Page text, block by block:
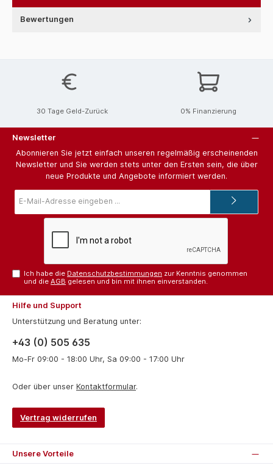
Bewertungen
30 Tage Geld-Zurück 0% Finanzierung
Newsletter
Abonnieren Sie jetzt einfach unseren regelmäßig erscheinenden
Newsletter und Sie werden stets unter den Ersten sein, die über
neue Produkte und Angebote informiert werden.
Mail-
Ich habe die Datenschutzbestimmungen zur Kenntnis genommen
und dieAGB gelesen und bin mit ihnen einverstanden.
Hilfe und Support
Unterstützung und Beratung unter:
+43 (0) 505 635
Mo-Fr 09:00 - 18:00 Uhr, Sa 09:00 - 17:00 Uhr
Oder über unser Kontaktformular.
Vertrag widerrufen
Unsere Vorteile